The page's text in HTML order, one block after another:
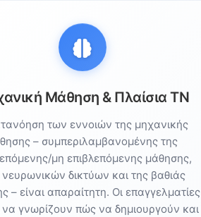
Μάθηση & Πλαίσια ΤΝ
των εννοιών της μηχανικής
– συμπεριλαμβανομένης της
μη επιβλεπόμενης μάθησης,
δικτύων και της βαθιάς
– είναι απαραίτητη. Οι επαγγελματίες
να γνωρίζουν πώς να δημιουργούν και